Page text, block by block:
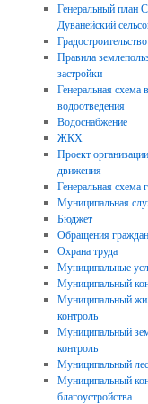
Генеральный план
Дуванейский
Градостроительство
Правила
застройки
Генеральная схема
водоотведения
Водоснабжение
ЖКХ
Проект
движения
Генеральная схема
Муниципальная
Бюджет
Обращения граждан
Охрана труда
Муниципальные
Муниципальный
Муниципальный
контроль
Муниципальный
контроль
Муниципальный
Муниципальный
благоустройства